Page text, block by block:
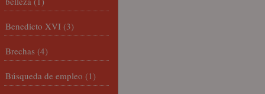
Benedicto XVI (3)
Brechas (4)
Búsqueda de empleo (1)